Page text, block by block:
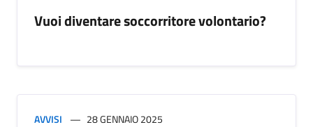
Vuoi diventare soccorritore volontario?
AVVISI 28 GENNAIO 2025